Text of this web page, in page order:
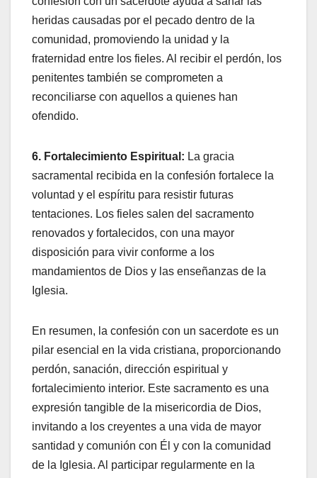
heridas causadas por el pecado dentro de la
comunidad, promoviendo la unidad y la
fraternidad entre los fieles. Al recibir el perdón, los
penitentes también se comprometen a
reconciliarse con aquellos a quienes han
ofendido.
6. Fortalecimiento Espiritual: La gracia
sacramental recibida en la confesión fortalece la
voluntad y el espíritu para resistir futuras
tentaciones. Los fieles salen del sacramento
renovados y fortalecidos, con una mayor
disposición para vivir conforme a los
mandamientos de Dios y las enseñanzas de la
Iglesia.
En resumen, la confesión con un sacerdote es un
pilar esencial en la vida cristiana, proporcionando
perdón, sanación, dirección espiritual y
fortalecimiento interior. Este sacramento es una
expresión tangible de la misericordia de Dios,
invitando a los creyentes a una vida de mayor
santidad y comunión con Él y con la comunidad
de la Iglesia. Al participar regularmente en la